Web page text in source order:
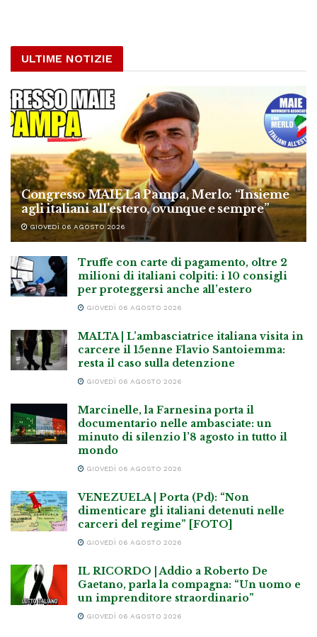
ULTIME NOTIZIE
Congresso MAIE La Pampa, Merlo: “Insieme
agli italiani all’estero, ovunque e sempre”
GIOVEDÌ 06 AGOSTO 2026
Truffe con carte di pagamento, oltre 2
milioni di italiani colpiti: i 10 consigli
per proteggersi anche all’estero
GIOVEDÌ 06 AGOSTO 2026
MALTA | L’ambasciatrice italiana visita in
carcere il 15enne Flavio Santoiemma:
resta il caso sulla detenzione
GIOVEDÌ 06 AGOSTO 2026
Marcinelle, la Farnesina porta il
documentario nelle ambasciate: un
minuto di silenzio l’8 agosto in tutto il
mondo
GIOVEDÌ 06 AGOSTO 2026
VENEZUELA | Porta (Pd): “Non
dimenticare gli italiani detenuti nelle
carceri del regime” [FOTO]
GIOVEDÌ 06 AGOSTO 2026
IL RICORDO | Addio a Roberto De
Gaetano, parla la compagna: “Un uomo e
un imprenditore straordinario”
GIOVEDÌ 06 AGOSTO 2026